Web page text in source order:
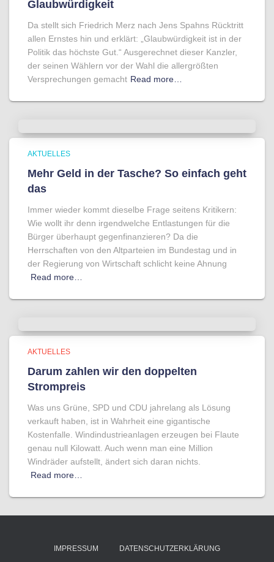
Glaubwürdigkeit
Da stellt sich Friedrich Merz nach Jens Spahns Rücktritt
allen Ernstes hin und erklärt: „Glaubwürdigkeit ist in der
Politik das höchste Gut.“ Ausgerechnet dieser Kanzler,
der seinen Wählern vor der Wahl die allergrößten
Versprechungen gemacht Read more…
AKTUELLES
Mehr Geld in der Tasche? So einfach geht
das
Immer wieder kommt dieselbe Frage seitens Kritikern:
Wie wollt ihr denn irgendwelche Entlastungen für die
Bürger überhaupt gegenfinanzieren? Da die
Herrschaften von den Altparteien im Bundestag und in
der Regierung von Wirtschaft schlicht keine Ahnung
Read more…
AKTUELLES
Darum zahlen wir den doppelten
Strompreis
Was uns Grüne, SPD und CDU jahrelang als Lösung
verkauft haben, ist in Wahrheit eine gigantische
Kostenfalle. Windindustrieanlagen erzeugen bei Flaute
genau null Kilowatt. Auch wenn man eine Million
Windräder aufstellt, ändert sich daran nichts.
Read more…
IMPRESSUM DATENSCHUTZERKLÄRUNG